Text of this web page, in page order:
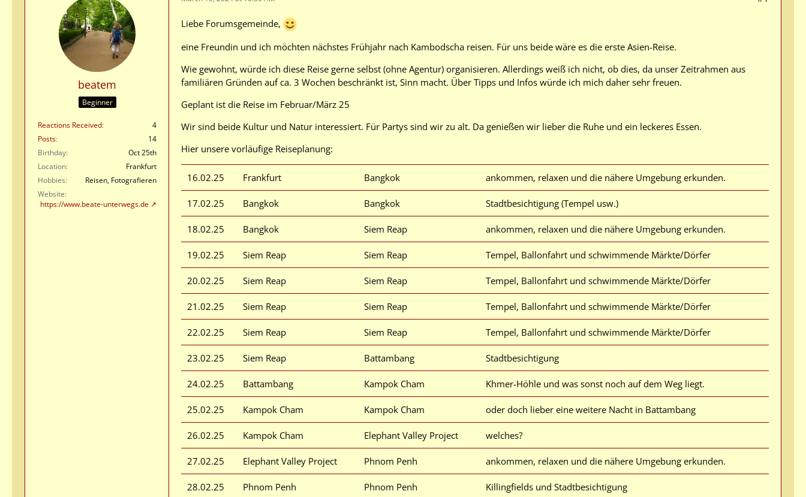
beatem
Beginner
Reactions Received
4
Posts
14
Birthday
Oct 25th
Location
Frankfurt
Hobbies
Reisen, Fotografieren
Website
https://www.beate-unterwegs.de
Liebe Forumsgemeinde,
eine Freundin und ich möchten nächstes Frühjahr nach Kambodscha reisen. Für uns beide wäre es die erste Asien-Reise.
Wie gewohnt, würde ich diese Reise gerne selbst (ohne Agentur) organisieren. Allerdings weiß ich nicht, ob dies, da unser Zeitrahmen aus
familiären Gründen auf ca. 3 Wochen beschränkt ist, Sinn macht. Über Tipps und Infos würde ich mich daher sehr freuen.
Geplant ist die Reise im Februar/März 25
Wir sind beide Kultur und Natur interessiert. Für Partys sind wir zu alt. Da genießen wir lieber die Ruhe und ein leckeres Essen.
Hier unsere vorläufige Reiseplanung:
16.02.25 Frankfurt Bangkok ankommen, relaxen und die nähere Umgebung erkunden.
17.02.25 Bangkok Bangkok Stadtbesichtigung (Tempel usw.)
18.02.25 Bangkok Siem Reap ankommen, relaxen und die nähere Umgebung erkunden.
19.02.25 Siem Reap Siem Reap Tempel, Ballonfahrt und schwimmende Märkte/Dörfer
20.02.25 Siem Reap Siem Reap Tempel, Ballonfahrt und schwimmende Märkte/Dörfer
21.02.25 Siem Reap Siem Reap Tempel, Ballonfahrt und schwimmende Märkte/Dörfer
22.02.25 Siem Reap Siem Reap Tempel, Ballonfahrt und schwimmende Märkte/Dörfer
23.02.25 Siem Reap Battambang Stadtbesichtigung
24.02.25 Battambang Kampok Cham Khmer-Höhle und was sonst noch auf dem Weg liegt.
25.02.25 Kampok Cham Kampok Cham oder doch lieber eine weitere Nacht in Battambang
26.02.25 Kampok Cham Elephant Valley Project welches?
27.02.25 Elephant Valley Project Phnom Penh ankommen, relaxen und die nähere Umgebung erkunden.
28.02.25 Phnom Penh Phnom Penh Killingfields und Stadtbesichtigung